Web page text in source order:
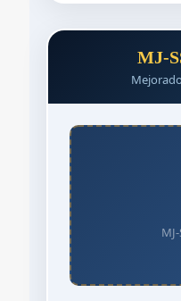
MJ-
Mejorado